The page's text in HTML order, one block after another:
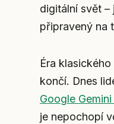
digitální svět –
připravený na
Éra
končí. Dnes
Google Gemini
je nepochopí